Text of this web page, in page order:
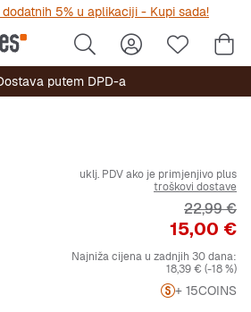
5% u aplikaciji - Kupi sada!
putem DPD-a
uklj. PDV ako je primjenjivo plus
troškovi dostave
Cijena
15,00 €
22,99 €
Najniža cijena u zadnjih 30 dana:
18,39 € (-18 %)
+ 15COINS